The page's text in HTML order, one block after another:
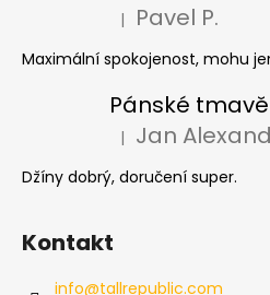
Hodnocení produktu
| Pavel P.
Maximální spokojenost, mohu
Hodnocení produktu
| Jan
Džíny dobrý, doručení super.
Kontakt
info@tallrepublic.com